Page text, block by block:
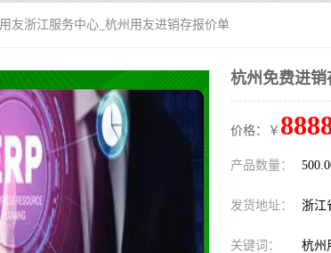
友浙江服务中心_杭州用友进销存报价单
杭州免费进
价格：￥
产品数量：
发货地址： 浙江
关键词： 杭州